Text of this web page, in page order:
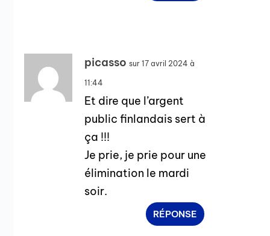
picasso sur 17 avril 2024 à
11:44
Et dire que l’argent
public finlandais sert à
ça !!!
Je prie, je prie pour une
élimination le mardi
soir.
RÉPONSE